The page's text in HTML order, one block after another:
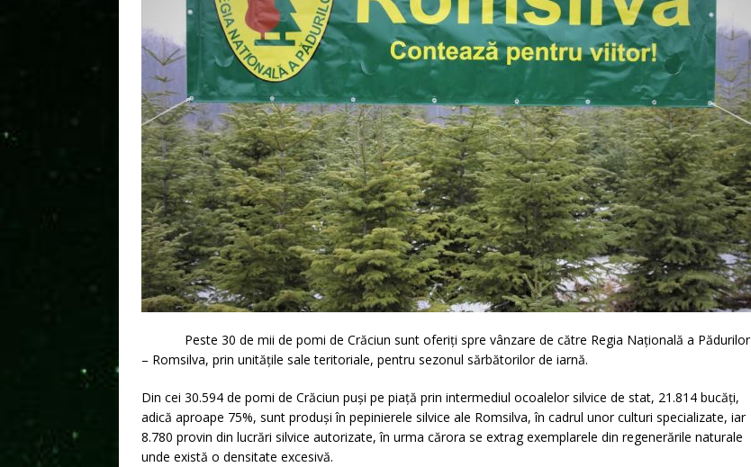
Peste 30 de mii de pomi de Crăciun sunt oferiți spre vânzare de către Regia Națională a Pădurilor
– Romsilva, prin unitățile sale teritoriale, pentru sezonul sărbătorilor de iarnă.
Din cei 30.594 de pomi de Crăciun puși pe piață prin intermediul ocoalelor silvice de stat, 21.814 bucăți,
adică aproape 75%, sunt produși în pepinierele silvice ale Romsilva, în cadrul unor culturi specializate, iar
8.780 provin din lucrări silvice autorizate, în urma cărora se extrag exemplarele din regenerările naturale
unde există o densitate excesivă.